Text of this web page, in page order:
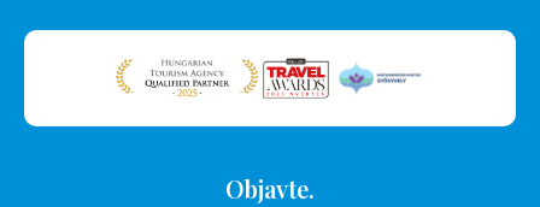
Objavte.